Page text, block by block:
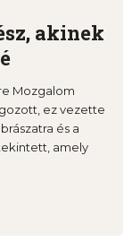
akinek
Mozgalom
ez vezette
és a
amely